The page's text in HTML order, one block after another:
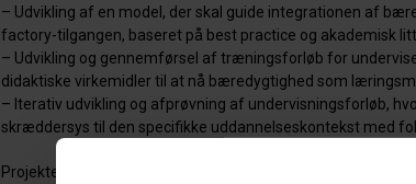
– Udvikling af en model, der skal guide integrationen af
factory-tilgangen, baseret på best practice og akademisk
– Udvikling og gennemførsel af træningsforløb for
didaktiske virkemidler til at nå bæredygtighed som
– Iterativ udvikling og afprøvning af undervisningsforløb,
skræddersys til den specifikke uddannelseskontekst med
Projektet vil resultere i en række tværfaglige